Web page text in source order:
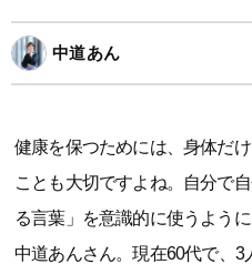
中道あん
健康を保つためには、身体だ
ことも大切ですよね。自分で
る言葉」を意識的に使うよう
中道あんさん。現在60代で、